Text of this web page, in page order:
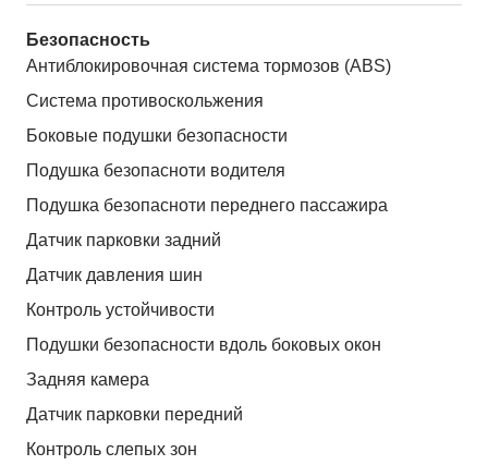
Безопасность
Антиблокировочная система тормозов (ABS)
Система противоскольжения
Боковые подушки безопасности
Подушка безопасноти водителя
Подушка безопасноти переднего пассажира
Датчик парковки задний
Датчик давления шин
Контроль устойчивости
Подушки безопасности вдоль боковых окон
Задняя камера
Датчик парковки передний
Контроль слепых зон